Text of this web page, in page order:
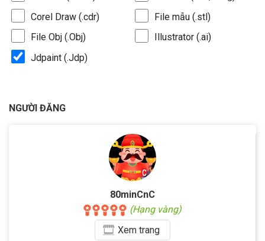
Corel Draw (.cdr)
File mẫu (.stl)
File Obj (.Obj)
Illustrator (.ai)
Jdpaint (.Jdp)
NGƯỜI ĐĂNG
80minCnC
(Hạng vàng)
Xemtrang